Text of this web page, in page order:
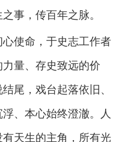
事，传百年之脉。
使命，于史志工作者
量、存史致远的价
尾，戏台起落依旧、
、本心始终澄澈。人
天生的主角，所有光